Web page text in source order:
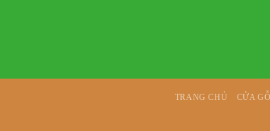
TRANG CHỦ CỬA GỖ